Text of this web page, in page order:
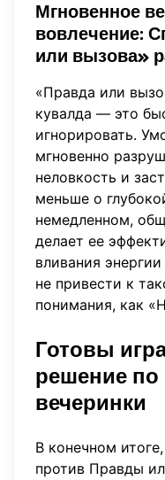
Мгновенное
вовлечение:
или вызова»
«Правда или
кувалда — это
игнорировать.
мгновенно
неловкость и
меньше о
немедленном,
делает ее
вливания
не привести к
понимания, как
Готовы
решение
вечеринки
В конечном
против Правды